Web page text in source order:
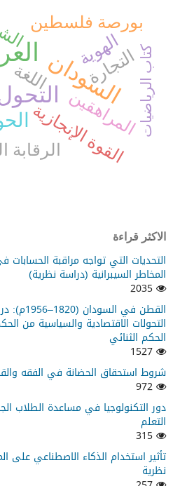
السودان
التجارة
القوة الإنجازية
بورصة فلسطين
الرقابة
المراهقين
الهوية
اللغة كتاب الرياضيات
الاكثر قراءة
التحديات التي تواجه مراقبة
المخاطر السيبرانية (دراسة نظرية)
القطن في
التحولات الاقتصادية والسياسية من
الحكم الثنائي
شروط استحقاق الحضانة في الفقه
دور التكنولوجيا في مساعدة الطلاب
التعلم
تأثير استخدام الذكاء الاصطناعي على
نظرية